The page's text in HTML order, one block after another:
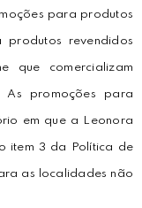
para produtos
revendidos
que comercializam
As promoções para
em que a Leonora
item 3 da Política de
as localidades não